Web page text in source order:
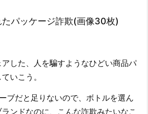
パッケージ詐欺(画像30枚)
した、人を騙すようなひどい商品パ
いこう。
ブだと足りないので、ボトルを選ん
ンドなのに、こんな詐欺みたいなこ